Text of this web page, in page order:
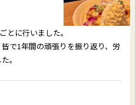
とに行いました。
で1年間の頑張りを振り返り、労
。